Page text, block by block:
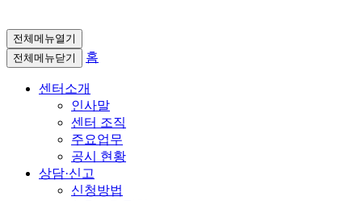
전체메뉴열기
전체메뉴닫기
홈
센터소개
인사말
센터 조직
주요업무
공시 현황
상담·신고
신청방법